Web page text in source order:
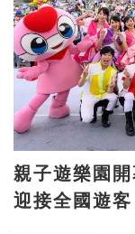
親子遊樂園開幕倒數 陳其
迎接全國遊客